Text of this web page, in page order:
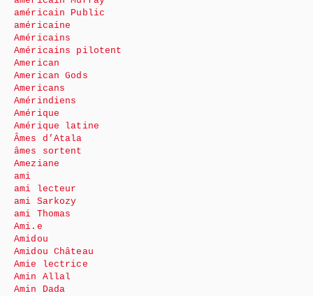
américain Public
américaine
Américains
Américains pilotent
American
American Gods
Americans
Amérindiens
Amérique
Amérique latine
Âmes d’Atala
âmes sortent
Ameziane
ami
ami lecteur
ami Sarkozy
ami Thomas
Ami.e
Amidou
Amidou Château
Amie lectrice
Amin Allal
Amin Dada